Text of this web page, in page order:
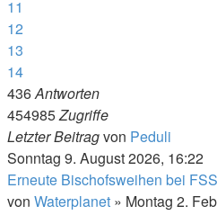
11
12
13
14
436Antworten
454985Zugriffe
Letzter Beitragvon Peduli
Sonntag 9. August 2026, 16:22
Erneute Bischofsweihen bei
von Waterplanet » Montag 2.